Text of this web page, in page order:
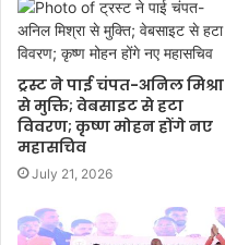
ट्रस्ट ने पाई चंपत-अनिल मिश्रा
से मुक्ति; वेबसाइट से हटा
विवरण; कृष्ण मोहन होंगे नए
महासचिव
July 21, 2026